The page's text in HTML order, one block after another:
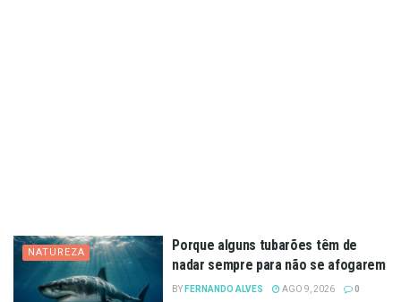
NATUREZA
Porque alguns tubarões têm de
nadar sempre para não se afogarem
BY FERNANDO ALVES AGO 9, 2026 0